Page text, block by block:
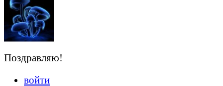
Поздравляю!
войти